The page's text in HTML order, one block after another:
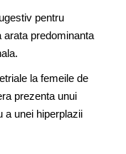
pentru
predominanta
la femeile de
prezenta unui
a unei hiperplazii